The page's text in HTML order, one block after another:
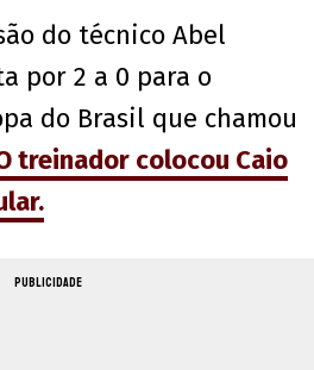
do técnico Abel
por 2 a 0 para o
do Brasil que chamou
treinador colocou Caio
PUBLICIDADE